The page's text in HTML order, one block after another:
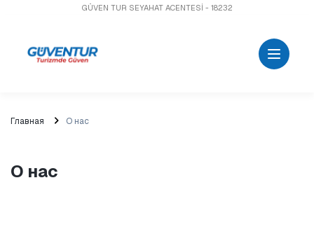
GÜVEN TUR SEYAHAT ACENTESİ - 18232
Главная О нас
О нас